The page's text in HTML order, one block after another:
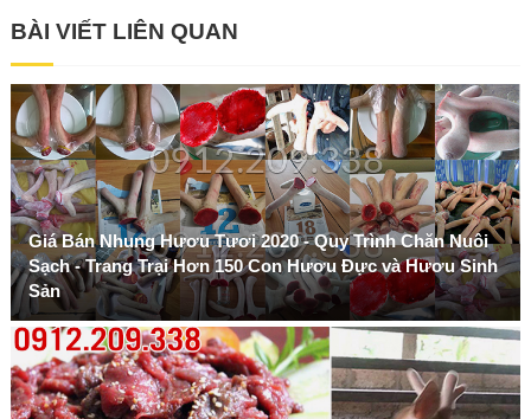
BÀI VIẾT LIÊN QUAN
Giá Bán Nhung Hươu Tươi 2020 - Quy Trình Chăn Nuôi
Sạch - Trang Trại Hơn 150 Con Hươu Đực và Hươu Sinh
Sản